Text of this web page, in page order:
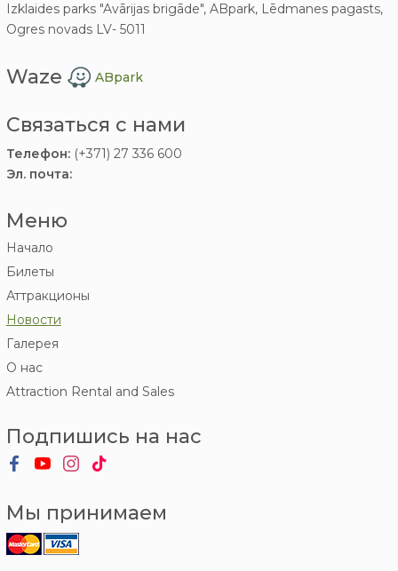
Izklaides parks "Avārijas brigāde", ABpark, Lēdmanes pagasts,
Ogres novads LV- 5011
Waze ABpark
Связаться с нами
Телефон:(+371) 27 336 600
Эл. почта:
Меню
Начало
Билеты
Аттракционы
Новости
Галерея
О нас
Attraction Rental and Sales
Подпишись на нас
Мы принимаем